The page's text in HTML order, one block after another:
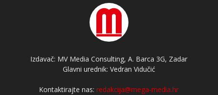
Izdavač: MV Media Consulting, A. Barca 3G, Zadar
Glavni urednik: Vedran Vidučić
Kontaktirajte nas:redakcija@mega-media.hr